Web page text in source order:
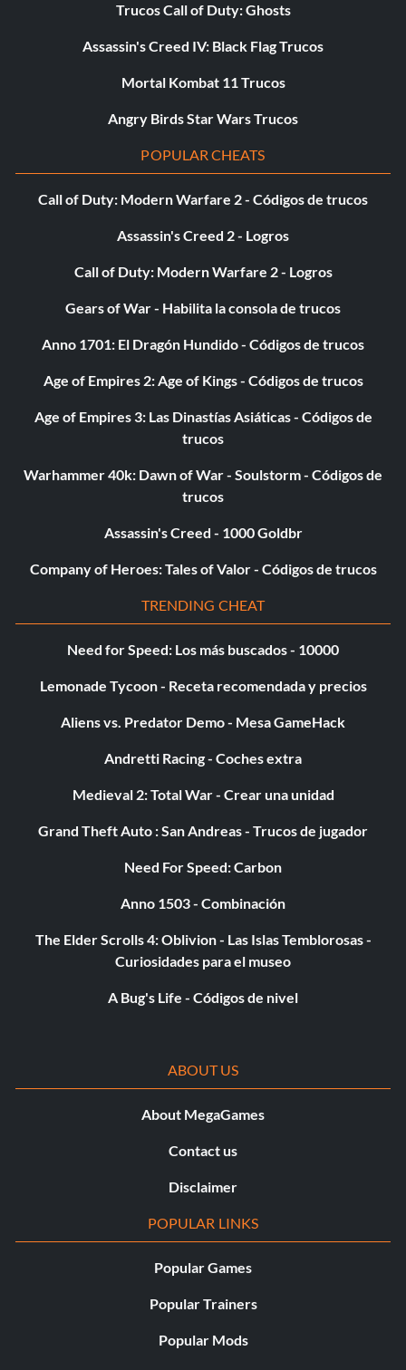
Trucos Call of Duty: Ghosts
Assassin's Creed IV: Black Flag Trucos
Mortal Kombat 11 Trucos
Angry Birds Star Wars Trucos
POPULAR CHEATS
Call of Duty: Modern Warfare 2 - Códigos de trucos
Assassin's Creed 2 - Logros
Call of Duty: Modern Warfare 2 - Logros
Gears of War - Habilita la consola de trucos
Anno 1701: El Dragón Hundido - Códigos de trucos
Age of Empires 2: Age of Kings - Códigos de trucos
Age of Empires 3: Las Dinastías Asiáticas - Códigos de
trucos
Warhammer 40k: Dawn of War - Soulstorm - Códigos de
trucos
Assassin's Creed - 1000 Goldbr
Company of Heroes: Tales of Valor - Códigos de trucos
TRENDING CHEAT
Need for Speed: Los más buscados - 10000
Lemonade Tycoon - Receta recomendada y precios
Aliens vs. Predator Demo - Mesa GameHack
Andretti Racing - Coches extra
Medieval 2: Total War - Crear una unidad
Grand Theft Auto : San Andreas - Trucos de jugador
Need For Speed: Carbon
Anno 1503 - Combinación
The Elder Scrolls 4: Oblivion - Las Islas Temblorosas -
Curiosidades para el museo
A Bug's Life - Códigos de nivel
ABOUT US
About MegaGames
Contact us
Disclaimer
POPULAR LINKS
Popular Games
Popular Trainers
Popular Mods